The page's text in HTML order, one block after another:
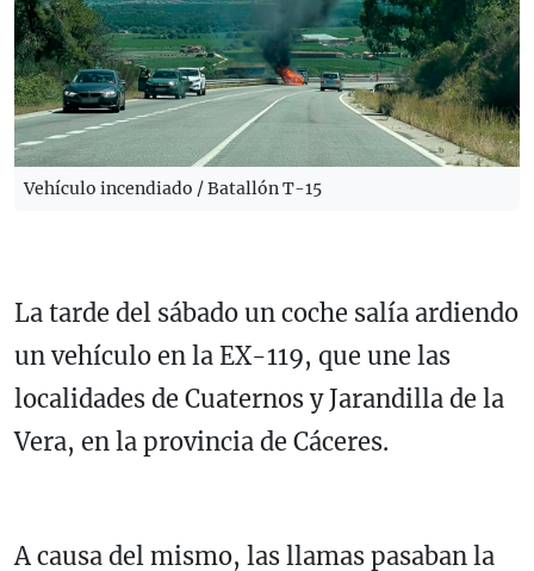
Vehículo incendiado / Batallón T-15
La tarde del sábado un coche salía ardiendo
un vehículo en la EX-119, que une las
localidades de Cuaternos y Jarandilla de la
Vera, en la provincia de Cáceres.
A causa del mismo, las llamas pasaban la